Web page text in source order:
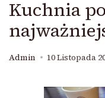
Kuchnia
Admin 10 Listopada